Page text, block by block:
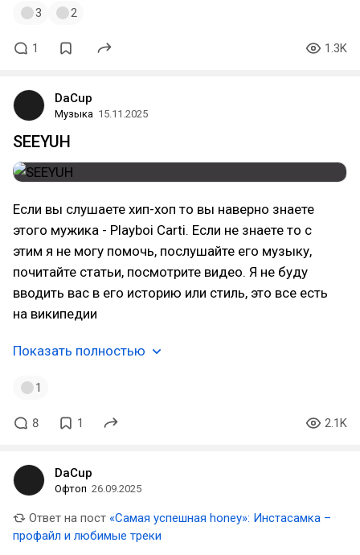
3 2
1 1.3K
DaCup
Музыка 15.11.2025
SEEYUH
Если вы слушаете хип-хоп то вы наверно знаете
этого мужика - Playboi Carti. Если не знаете то с
этим я не могу помочь, послушайте его музыку,
почитайте статьи, посмотрите видео. Я не буду
вводить вас в его историю или стиль, это все есть
на википедии
Показать полностью
1
8 1 2.1K
DaCup
Офтоп 26.09.2025
Ответ на пост «Самая успешная honey»: Инстасамка –
профайл и любимые треки